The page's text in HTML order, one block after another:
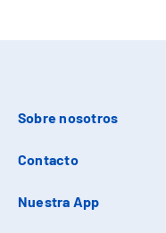
Sobre nosotros
Contacto
Nuestra App